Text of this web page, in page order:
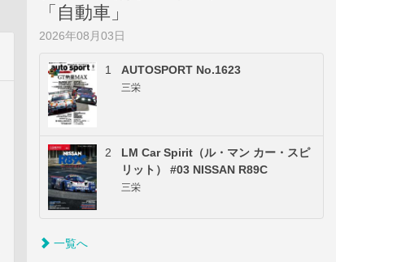
「自動車」
2026年08月03日
1 AUTOSPORT No.1623
三栄
2
LM Car Spirit（ル・マン カー・スピ
リット） #03 NISSAN R89C
三栄
一覧へ